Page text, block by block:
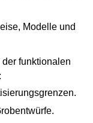
Modelle und
funktionalen